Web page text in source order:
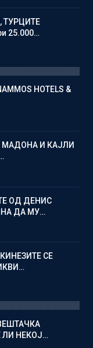
ТУРЦИТЕ
25.000…
HOTELS &
И КАЈЛИ
ОД ДЕНИС
ДА МУ…
СЕ
ЛИ НЕКОЈ…